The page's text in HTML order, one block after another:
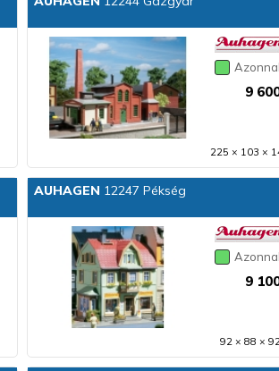
9
225 × 103 ×
AUHAGEN 12247 Pékség
9
92 × 88 ×